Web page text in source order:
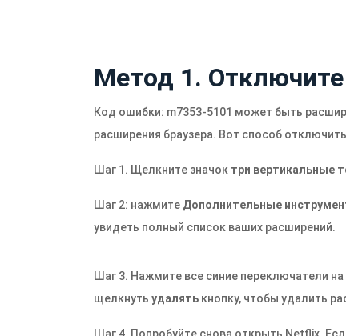
Метод 1.
Код ошибки: m7353-5101 может быть
расширения браузера. Вот способ
Шаг 1. Щелкните значок три вертикальные
Шаг 2: нажмите Дополнительные
увидеть полный список ваших расширений.
Шаг 3. Нажмите все синие переключатели
щелкнуть удалять кнопку, чтобы удалить